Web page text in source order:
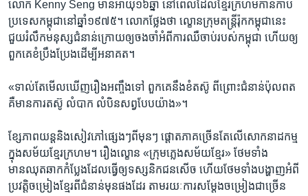
លោក Kenny Seng មាន​អាយុ​១៦​ឆ្នាំ ​នៅ​ពេល​ដែល​ខ្មែរ​ក្រហម​កាន់​កាប់​
ប្រទេស​កម្ពុជា​នៅឆ្នាំ​១៩៧៥។ លោកថ្លែង​ថា​ ល្ខោន​ក្រុម​តន្ត្រី​រ៉ុក​កម្ពុជា​នេះ
ជួយ​រំលឹក​មនុស្ស​ជំនាន់​ក្រោយ​ឲ្យ​ចង​ចាំ​អំពី​ការ​ឈឺ​ចាប់​របស់​កម្ពុជា ហើយ​ឲ្យ​
ពួក​គេ​ខំ​ប្រឹង​ប្រែង​ដើម្បី​អនាគត។
«ទាល់​តែ​មើល​ឃើញ​រឿង​អញ្ចឹង​ទៅ ពួកគេ​នឹង​ខំ​តស៊ូ ពី​ព្រោះ​ជំនាន់​ប៉ុលពត
គឺ​មាន​ការ​តស៊ូ​ លំបាក‍ លំបិន​សព្វ​បែប​យ៉ាង»។
ខ្សែ​ភាព​យន្ត​និង​សៀវភៅ​ផ្សេងៗ​ពី​មុនៗ​ ផ្តោតភាគ​ច្រើន​តែលើ​សោកនាដកម្ម​
ក្នុង​សម័យ​ខ្មែរ​ក្រហម។ រឿង​ល្ខោន «ក្រុម​ភ្លេង​សម័យ​ខ្មែរ» ថែម​ទាំង​
មានឈុត​ឆាក​កំប្លែង​ដែល​ធ្វើ​ឲ្យ​ទស្សនិកជន​សើច ហើយថែម​ទាំង​បង្ហាញ​អំពី​
ប្រវត្តិ​ចម្រៀង​ខ្មែរ​ពី​ជំនាន់​មុន​ផងដែរ​ តាម​រយៈ​ការ​សម្តែង​ចម្រៀង​ជា​ច្រើន​